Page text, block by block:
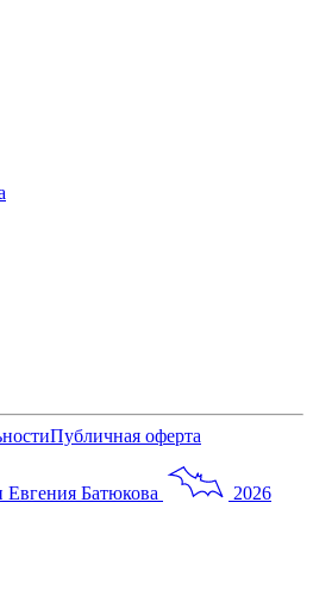
Публичная оферта
Евгения Батюкова
2026